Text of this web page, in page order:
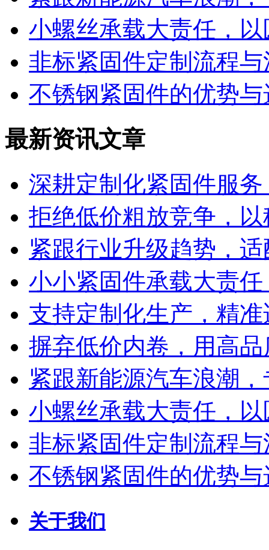
小螺丝承载大责任，
非标紧固件定制流程
不锈钢紧固件的优势
最新资讯文章
深耕定制化紧固件服
拒绝低价粗放竞争，
紧跟行业升级趋势，
小小紧固件承载大责
支持定制化生产，精
摒弃低价内卷，用高
紧跟新能源汽车浪潮
小螺丝承载大责任，
非标紧固件定制流程
不锈钢紧固件的优势
关于我们